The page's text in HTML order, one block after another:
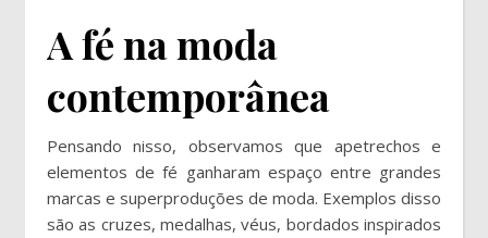
A fé na moda
contemporânea
Pensando nisso, observamos que apetrechos e
elementos de fé ganharam espaço entre grandes
marcas e superproduções de moda. Exemplos disso
são as cruzes, medalhas, véus, bordados inspirados